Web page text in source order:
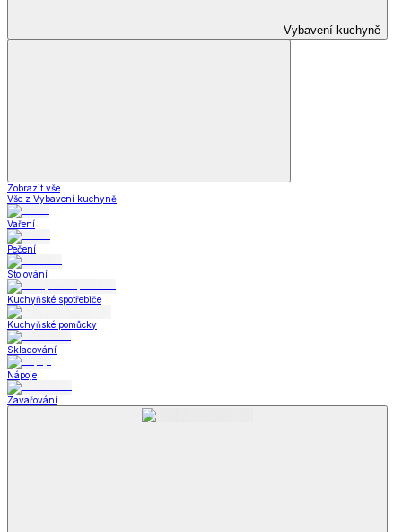
Vybavení kuchyně
Zobrazit vše
Vše z Vybavení kuchyně
Vaření
Pečení
Stolování
Kuchyňské spotřebiče
Kuchyňské pomůcky
Skladování
Nápoje
Zavařování